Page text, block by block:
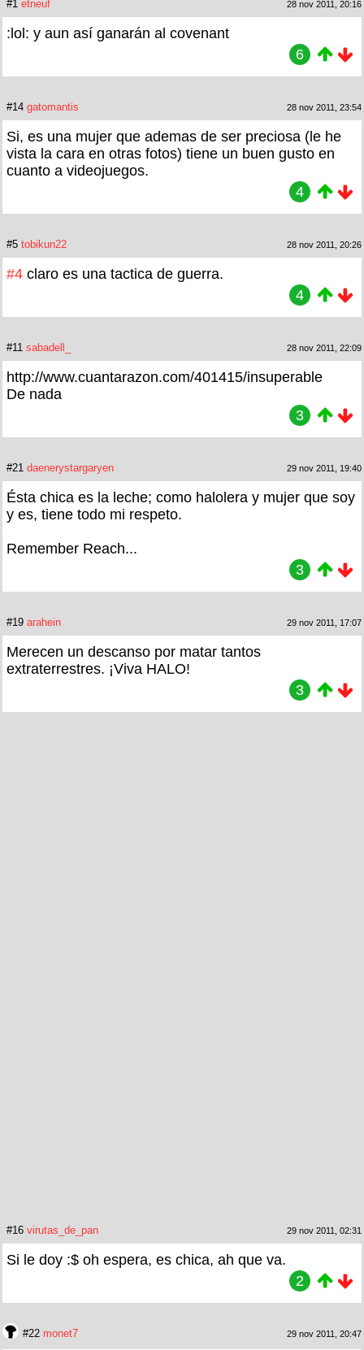
#1 etneuf 28 nov 2011, 20:16
:lol: y aun así ganarán al covenant
6
#14 gatomantis 28 nov 2011, 23:54
Si, es una mujer que ademas de ser preciosa (le he
vista la cara en otras fotos) tiene un buen gusto en
cuanto a videojuegos.
4
#5 tobikun22 28 nov 2011, 20:26
#4 claro es una tactica de guerra.
4
#11 sabadell_ 28 nov 2011, 22:09
http://www.cuantarazon.com/401415/insuperable
De nada
3
#21 daenerystargaryen 29 nov 2011, 19:40
Ésta chica es la leche; como halolera y mujer que soy
y es, tiene todo mi respeto.
Remember Reach...
3
#19 arahein 29 nov 2011, 17:07
Merecen un descanso por matar tantos
extraterrestres. ¡Viva HALO!
3
#16 virutas_de_pan 29 nov 2011, 02:31
Si le doy :$ oh espera, es chica, ah que va.
2
#22 monet7 29 nov 2011, 20:47